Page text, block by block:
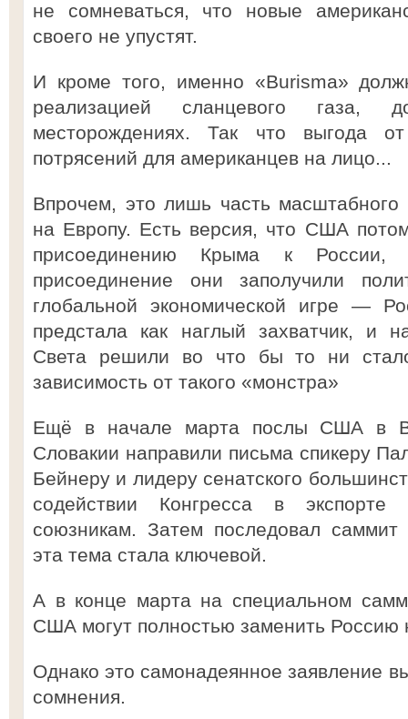
не сомневаться, что новые
своего не упустят.
И кроме того, именно «Burisma»
реализацией сланцевого газа,
месторождениях. Так что выгода
потрясений для американцев на лицо...
Впрочем, это лишь часть масштабного
на Европу. Есть версия, что США
присоединению Крыма к
присоединение они заполучили
глобальной экономической игре —
предстала как наглый захватчик, и
Света решили во что бы то ни
зависимость от такого «монстра»
Ещё в начале марта послы США в
Словакии направили письма спикеру
Бейнеру и лидеру сенатского
содействии Конгресса в экспорте
союзникам. Затем последовал саммит
эта тема стала ключевой.
А в конце марта на специальном
США могут полностью заменить Россию
Однако это самонадеянное заявление
сомнения.